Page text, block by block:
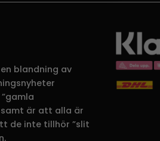
blandning av
är att alla är
de inte tillhör ”slit